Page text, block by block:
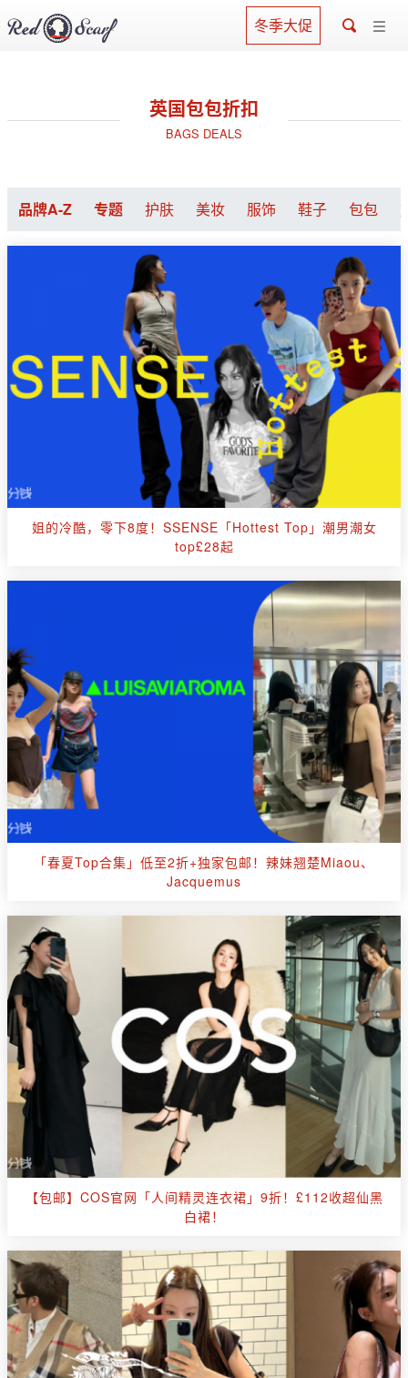
冬季大促
英国包包折扣
BAGS DEALS
品牌A-Z 专题 护肤 美妆 服饰 鞋子 包包
姐的冷酷，零下8度！SSENSE「Hottest Top」潮男潮女
top£28起
「春夏Top合集」低至2折+独家包邮！辣妹翘楚Miaou、
Jacquemus
【包邮】COS官网「人间精灵连衣裙」9折！£112收超仙黑
白裙！